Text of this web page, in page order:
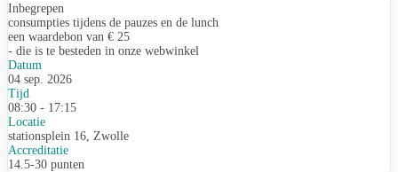
Inbegrepen
consumpties tijdens de pauzes en de lunch
een waardebon van € 25
- die is te besteden in onze webwinkel
Datum
04 sep. 2026
Tijd
08:30 - 17:15
Locatie
stationsplein 16, Zwolle
Accreditatie
14.5-30 punten